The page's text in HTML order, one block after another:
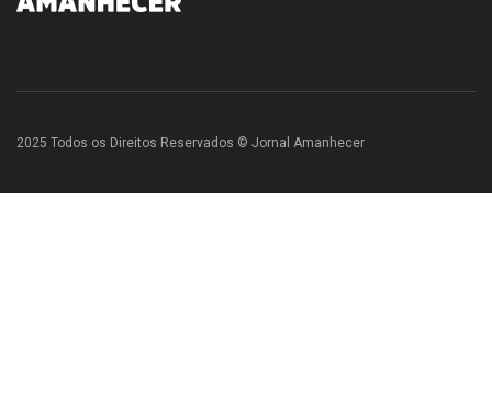
2025 Todos os Direitos Reservados © Jornal Amanhecer